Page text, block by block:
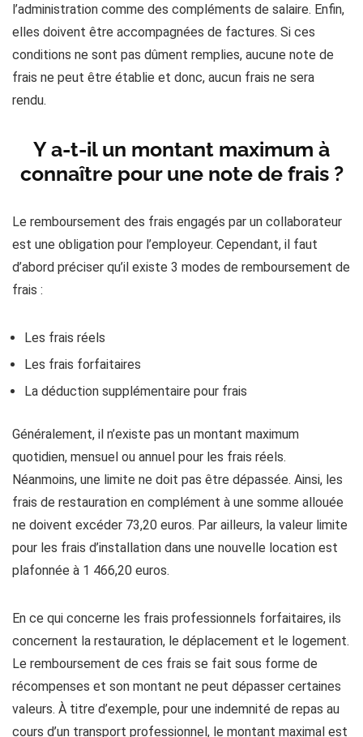
l’administration comme des compléments de salaire. Enfin,
elles doivent être accompagnées de factures. Si ces
conditions ne sont pas dûment remplies, aucune note de
frais ne peut être établie et donc, aucun frais ne sera
rendu.
Y a-t-il un montant maximum à
connaître pour une note de frais ?
Le remboursement des frais engagés par un collaborateur
est une obligation pour l’employeur. Cependant, il faut
d’abord préciser qu’il existe 3 modes de remboursement de
frais :
Les frais réels
Les frais forfaitaires
La déduction supplémentaire pour frais
Généralement, il n’existe pas un montant maximum
quotidien, mensuel ou annuel pour les frais réels.
Néanmoins, une limite ne doit pas être dépassée. Ainsi, les
frais de restauration en complément à une somme allouée
ne doivent excéder 73,20 euros. Par ailleurs, la valeur limite
pour les frais d’installation dans une nouvelle location est
plafonnée à 1 466,20 euros.
En ce qui concerne les frais professionnels forfaitaires, ils
concernent la restauration, le déplacement et le logement.
Le remboursement de ces frais se fait sous forme de
récompenses et son montant ne peut dépasser certaines
valeurs. À titre d’exemple, pour une indemnité de repas au
cours d’un transport professionnel, le montant maximal est